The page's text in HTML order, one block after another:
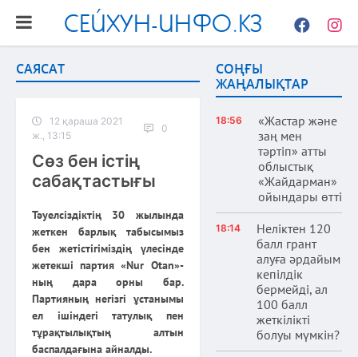
СЕЙХУН-ИНФО.КЗ
Facebook
САЯСАТ
12 қараша 2021
ж., 13:15
0
Сөз бен істің
сабақтастығы
Тәуелсіздіктің 30 жылында
жеткен барлық табысымыз
бен жетістігіміздің үлесінде
жетекші партия «Nur Otan»-
ның дара орны бар.
Партияның негізгі ұстанымы
ел ішіндегі татулық пен
тұрақтылықтың алтын
баспалдағына айналды.
СОҢҒЫ
ЖАҢАЛЫҚТАР
18:56
«Жастар және
заң мен
тәртіп» атты
облыстық
«Жайдарман»
ойындары өтті
18:14
Неліктен 120
балл грант
алуға әрдайым
кепілдік
бермейді, ал
100 балл
жеткілікті
болуы мүмкін?